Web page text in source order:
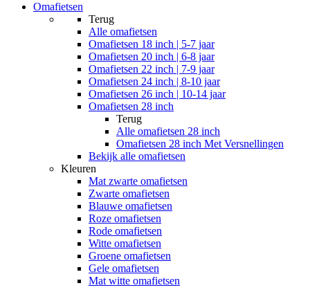
Omafietsen
Terug
Alle omafietsen
Omafietsen 18 inch | 5-7 jaar
Omafietsen 20 inch | 6-8 jaar
Omafietsen 22 inch | 7-9 jaar
Omafietsen 24 inch | 8-10 jaar
Omafietsen 26 inch | 10-14 jaar
Omafietsen 28 inch
Terug
Alle omafietsen 28 inch
Omafietsen 28 inch Met Versnellingen
Bekijk alle omafietsen
Kleuren
Mat zwarte omafietsen
Zwarte omafietsen
Blauwe omafietsen
Roze omafietsen
Rode omafietsen
Witte omafietsen
Groene omafietsen
Gele omafietsen
Mat witte omafietsen